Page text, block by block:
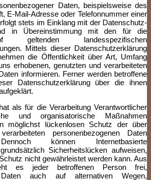
Daten, beispielsweise des
E-Mail-Adresse oder Telefonnummer einer
stets im Einklang mit der Datenschutz-
in Übereinstimmung mit den für die
geltenden landesspezifischen
Mittels dieser Datenschutzerklärung
die Öffentlichkeit über Art, Umfang
erhobenen, genutzten und verarbeiteten
informieren. Ferner werden betroffene
Datenschutzerklärung über die ihnen
als für die Verarbeitung Verantwortlicher
und organisatorische Maßnahmen
möglichst lückenlosen Schutz der über
personenbezogenen Daten
können Internetbasierte
Sicherheitslücken aufweisen,
nicht gewährleistet werden kann. Aus
es jeder betroffenen Person frei,
Daten auch auf alternativen Wegen,